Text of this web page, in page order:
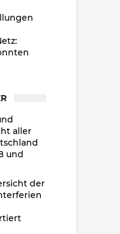
aller
und
der